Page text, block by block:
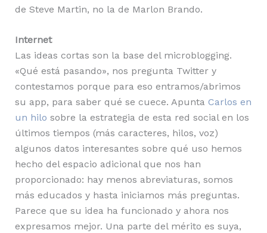
de Steve Martin, no la de Marlon Brando.
Internet
Las ideas cortas son la base del microblogging.
«Qué está pasando», nos pregunta Twitter y
contestamos porque para eso entramos/abrimos
su app, para saber qué se cuece. Apunta Carlos en
un hilo sobre la estrategia de esta red social en los
últimos tiempos (más caracteres, hilos, voz)
algunos datos interesantes sobre qué uso hemos
hecho del espacio adicional que nos han
proporcionado: hay menos abreviaturas, somos
más educados y hasta iniciamos más preguntas.
Parece que su idea ha funcionado y ahora nos
expresamos mejor. Una parte del mérito es suya,